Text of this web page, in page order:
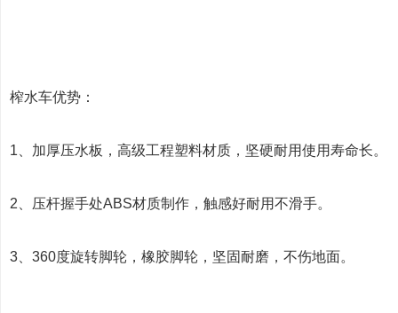
榨水车优势：
1、加厚压水板，高级工程塑料材质，坚硬耐用使用寿命长。
2、压杆握手处ABS材质制作，触感好耐用不滑手。
3、360度旋转脚轮，橡胶脚轮，坚固耐磨，不伤地面。